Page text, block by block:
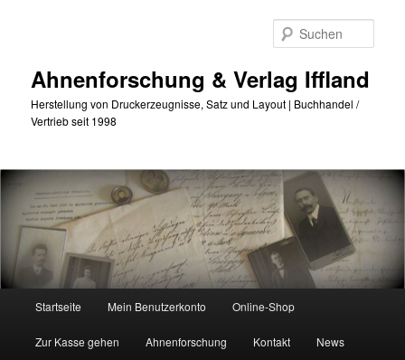
Ahnenforschung & Verlag Iffland
Herstellung von Druckerzeugnisse, Satz und Layout | Buchhandel /
Vertrieb seit 1998
Startseite Mein Benutzerkonto Online-Shop
Zur Kasse gehen Ahnenforschung Kontakt News